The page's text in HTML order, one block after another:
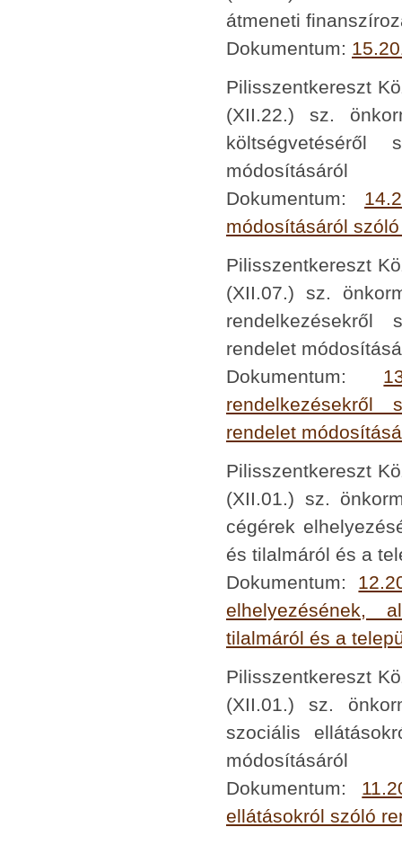
átmeneti
Dokumentum:
Pilisszentkereszt
(XII.22.) sz.
költségvetéséről
módosításáról
Dokumentum:
módosításáról
Pilisszentkereszt
(XII.07.) sz.
rendelkezésekről
rendelet
Dokumentum:
rendelkezésekről
rendelet
Pilisszentkereszt
(XII.01.) sz.
cégérek
és tilalmáról és a
Dokumentum:
elhelyezésének,
tilalmáról és a
Pilisszentkereszt
(XII.01.) sz.
szociális
módosításáról
Dokumentum:
ellátásokról szóló